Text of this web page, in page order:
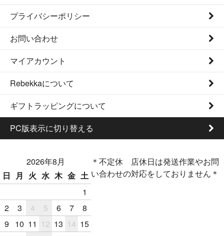
プライバシーポリシー
お問い合わせ
マイアカウント
Rebekkaについて
ギフトラッピングについて
PC版表示に切り替える
2026年8月
日
月 火 水 木 金 土
1
2
3 4 5 6 7
8
9
10 11 12 13 14 15
＊不定休 店休日は発送作業やお問
い合わせの対応をしておりません＊